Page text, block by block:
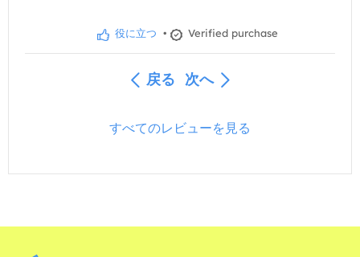
役に立つ • Verified purchase
戻る 次へ
すべてのレビューを見る